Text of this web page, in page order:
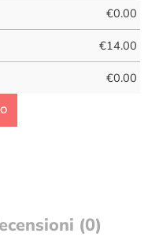
€0.00
€14.00
€0.00
(0)